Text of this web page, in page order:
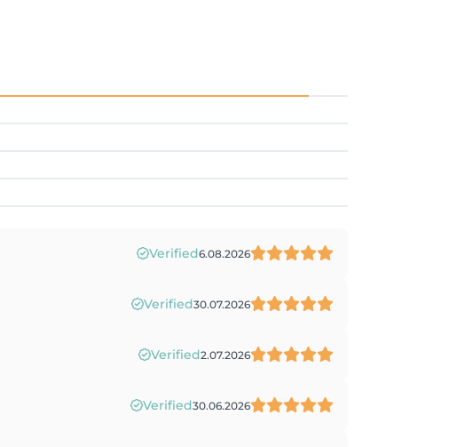
Verified6.08.2026
Verified30.07.2026
Verified2.07.2026
Verified30.06.2026